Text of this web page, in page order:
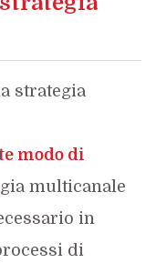
strategia
modo di
multicanale
in
di